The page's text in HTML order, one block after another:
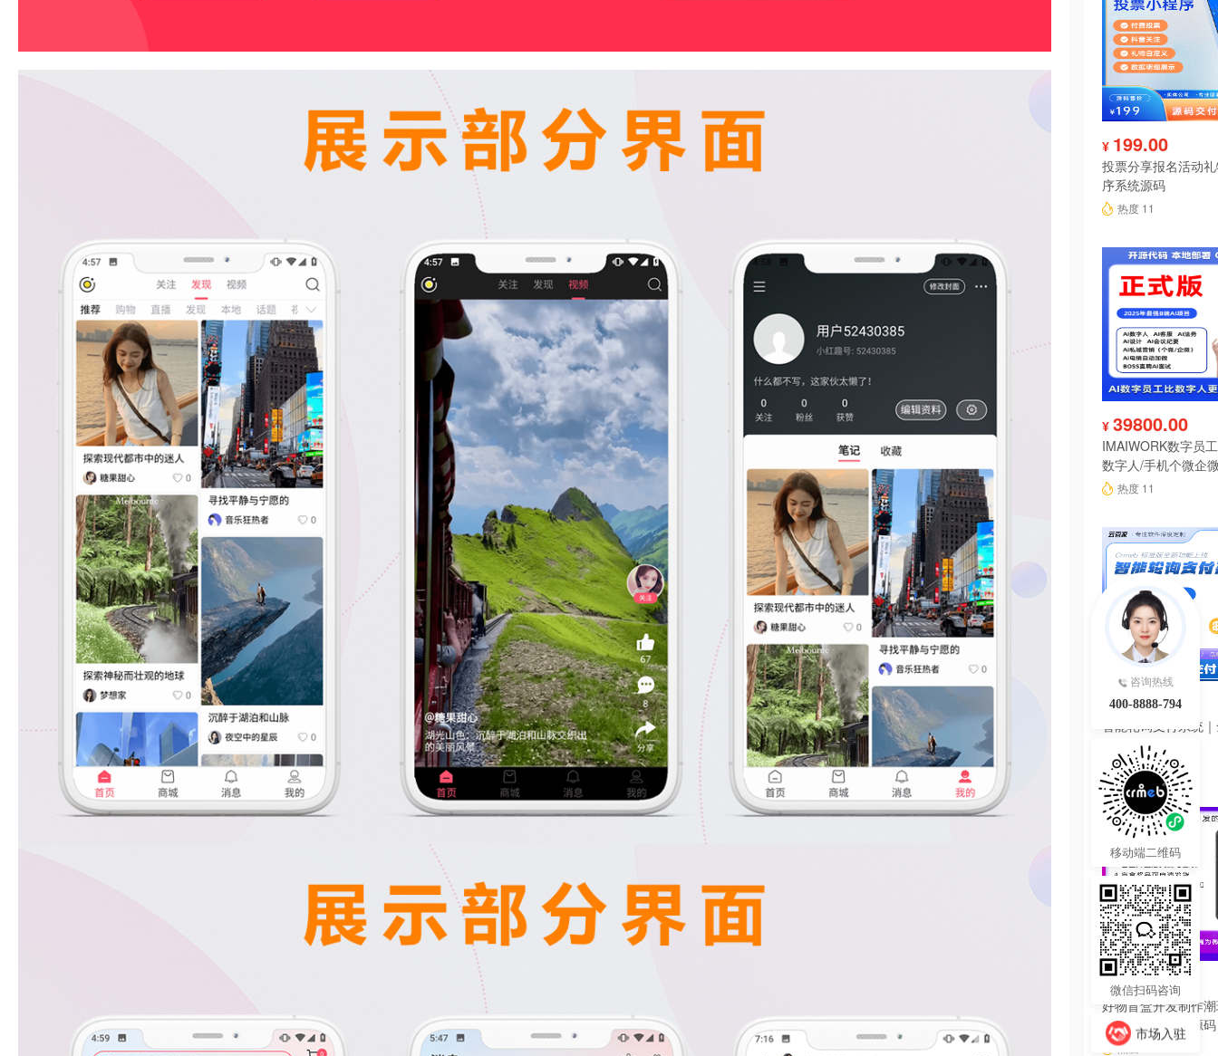
¥ 199.00
投票分享报名活动
序系统源码
热度 11
¥ 39800.00
IMAIWORK数字员
数字人/手机个微企
陪练/电销/客服/法
热度 11
3980.00
智能轮询支付系统
热度 10
3000.00
好物盲盒开发制作
软件系统小程序源码
热度 9
咨询热线
400-8888-794
移动端二维码
微信扫码咨询
市场入驻